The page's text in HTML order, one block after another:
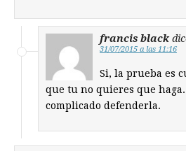
francis black
31/07/2015 a las 11:16
Si, la prueba es
que tu no quieres que
complicado defenderla.